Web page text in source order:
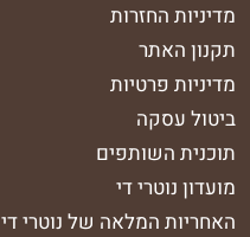
מדיניות החזרות
תקנון האתר
מדיניות פרטיות
ביטול עסקה
תוכנית השותפים
מועדון נוטרי די
האחריות המלאה של נוטרי די